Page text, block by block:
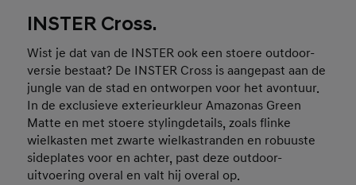
INSTER Cross.
Wist je dat van de INSTER ook een stoere outdoor-
versie bestaat? De INSTER Cross is aangepast aan de
jungle van de stad en ontworpen voor het avontuur.
In de exclusieve exterieurkleur Amazonas Green
Matte en met stoere stylingdetails, zoals flinke
wielkasten met zwarte wielkastranden en robuuste
sideplates voor en achter, past deze outdoor-
uitvoering overal en valt hij overal op.